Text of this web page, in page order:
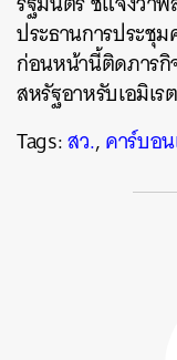
ประธานการประชุ
ก่อนหน้านี้ติดภารกิ
สหรัฐอาหรับเอมิเร
Tags:สว.,คาร์บอ